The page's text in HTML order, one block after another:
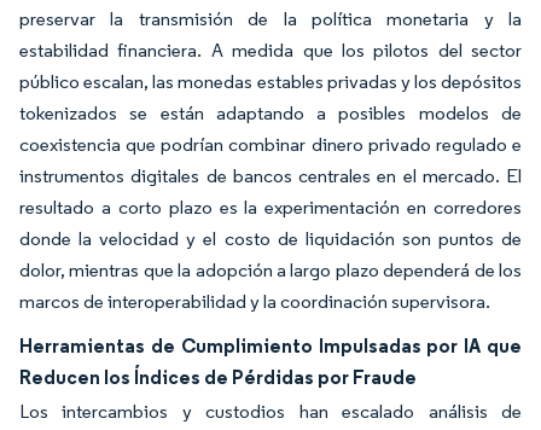
preservar la transmisión de la política monetaria y la
estabilidad financiera. A medida que los pilotos del sector
público escalan, las monedas estables privadas y los depósitos
tokenizados se están adaptando a posibles modelos de
coexistencia que podrían combinar dinero privado regulado e
instrumentos digitales de bancos centrales en el mercado. El
resultado a corto plazo es la experimentación en corredores
donde la velocidad y el costo de liquidación son puntos de
dolor, mientras que la adopción a largo plazo dependerá de los
marcos de interoperabilidad y la coordinación supervisora.
Herramientas de Cumplimiento Impulsadas por IA que
Reducen los Índices de Pérdidas por Fraude
Los intercambios y custodios han escalado análisis de